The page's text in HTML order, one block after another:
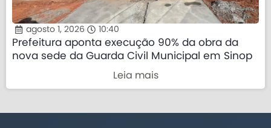
agosto 1, 2026 10:40
Prefeitura aponta execução 90% da obra da
nova sede da Guarda Civil Municipal em Sinop
Leia mais